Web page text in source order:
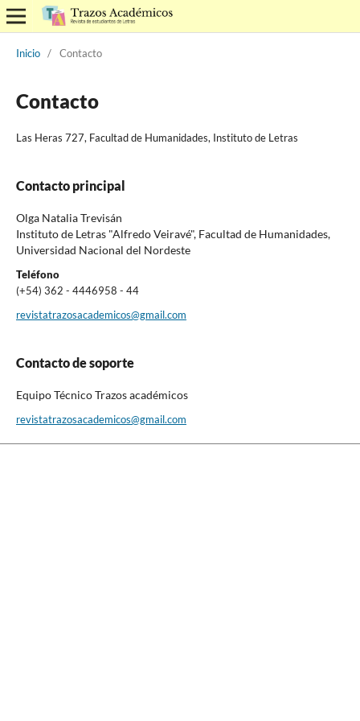
Inicio / Contacto
Contacto
Las Heras 727, Facultad de Humanidades, Instituto de Letras
Contacto principal
Olga Natalia Trevisán
Instituto de Letras "Alfredo Veiravé", Facultad de Humanidades,
Universidad Nacional del Nordeste
Teléfono
(+54) 362 - 4446958 - 44
revistatrazosacademicos@gmail.com
Contacto de soporte
Equipo Técnico Trazos académicos
revistatrazosacademicos@gmail.com